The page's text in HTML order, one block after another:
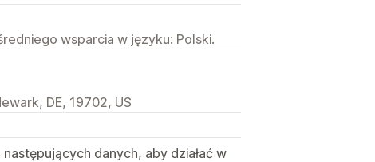
wsparcia w języku: Polski.
DE, 19702, US
danych, aby działać w